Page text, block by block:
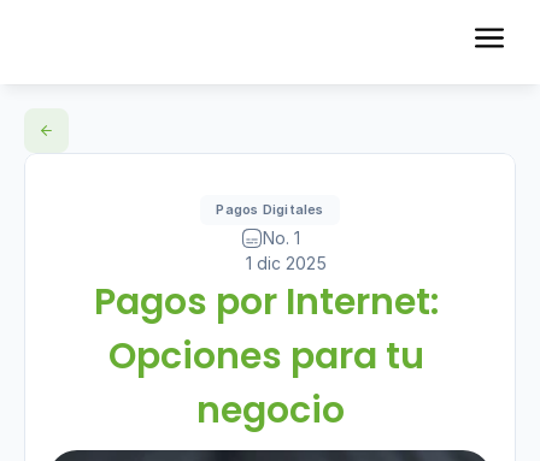
Pagos Digitales
No. 1
1 dic 2025
Pagos por Internet:
Opciones para tu
negocio